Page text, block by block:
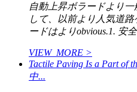
自動上昇ボラードより
して、以前より人気道
ードはよりobvious.1. 安
VIEW_MORE >
Tactile Paving Is a Part of
中...